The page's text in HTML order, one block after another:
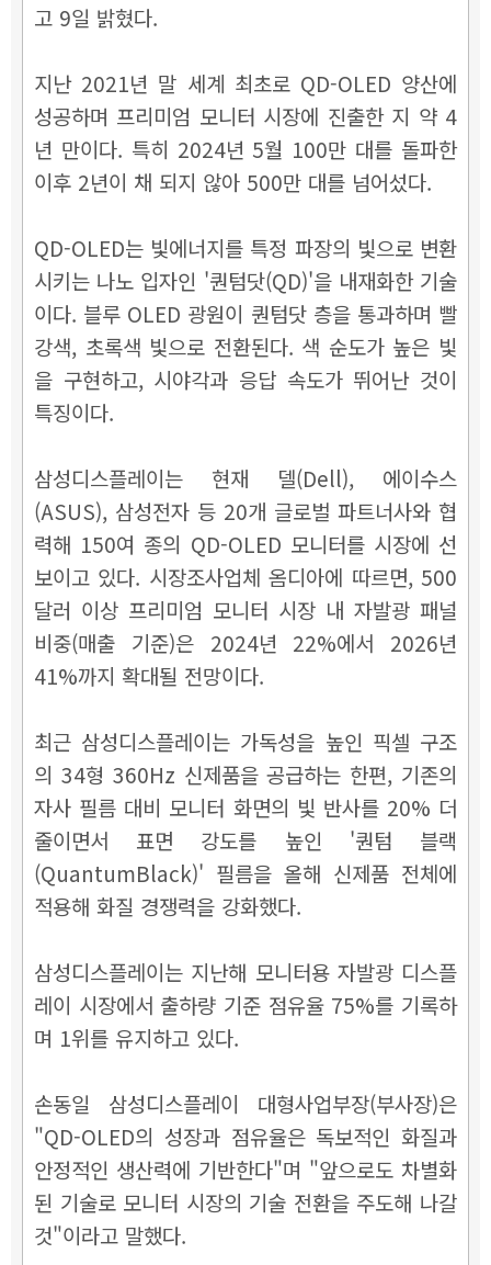
고 9일 밝혔다.
지난 2021년 말 세계 최초로 QD-OLED 양산에
성공하며 프리미엄 모니터 시장에 진출한 지 약 4
년 만이다. 특히 2024년 5월 100만 대를 돌파한
이후 2년이 채 되지 않아 500만 대를 넘어섰다.
QD-OLED는 빛에너지를 특정 파장의 빛으로 변환
시키는 나노 입자인 '퀀텀닷(QD)'을 내재화한 기술
이다. 블루 OLED 광원이 퀀텀닷 층을 통과하며 빨
강색, 초록색 빛으로 전환된다. 색 순도가 높은 빛
을 구현하고, 시야각과 응답 속도가 뛰어난 것이
특징이다.
삼성디스플레이는 현재 델(Dell), 에이수스
(ASUS), 삼성전자 등 20개 글로벌 파트너사와 협
력해 150여 종의 QD-OLED 모니터를 시장에 선
보이고 있다. 시장조사업체 옴디아에 따르면, 500
달러 이상 프리미엄 모니터 시장 내 자발광 패널
비중(매출 기준)은 2024년 22%에서 2026년
41%까지 확대될 전망이다.
최근 삼성디스플레이는 가독성을 높인 픽셀 구조
의 34형 360Hz 신제품을 공급하는 한편, 기존의
자사 필름 대비 모니터 화면의 빛 반사를 20% 더
줄이면서 표면 강도를 높인 '퀀텀 블랙
(QuantumBlack)' 필름을 올해 신제품 전체에
적용해 화질 경쟁력을 강화했다.
삼성디스플레이는 지난해 모니터용 자발광 디스플
레이 시장에서 출하량 기준 점유율 75%를 기록하
며 1위를 유지하고 있다.
손동일 삼성디스플레이 대형사업부장(부사장)은
"QD-OLED의 성장과 점유율은 독보적인 화질과
안정적인 생산력에 기반한다"며 "앞으로도 차별화
된 기술로 모니터 시장의 기술 전환을 주도해 나갈
것"이라고 말했다.